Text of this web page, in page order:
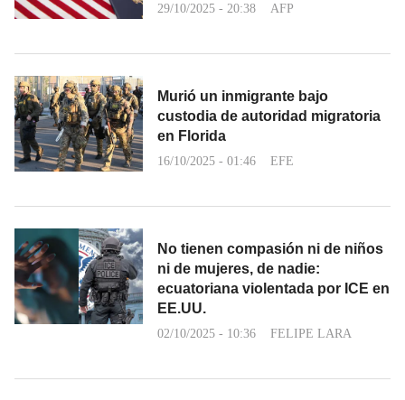
29/10/2025 - 20:38 AFP
Murió un inmigrante bajo
custodia de autoridad migratoria
en Florida
16/10/2025 - 01:46 EFE
No tienen compasión ni de niños
ni de mujeres, de nadie:
ecuatoriana violentada por ICE en
EE.UU.
02/10/2025 - 10:36 FELIPE LARA